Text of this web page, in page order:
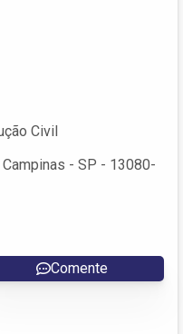
Civil
- SP - 13080-
Comente